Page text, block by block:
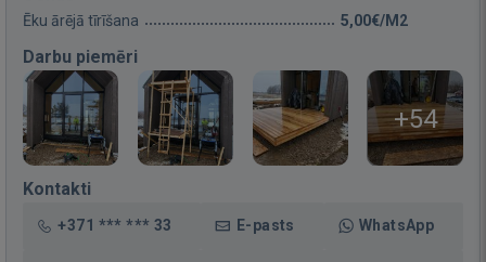
Ēku ārējā tīrīšana 5,00€/M2
Darbu piemēri
+54
Kontakti
+371 *** *** 33 E-pasts WhatsApp